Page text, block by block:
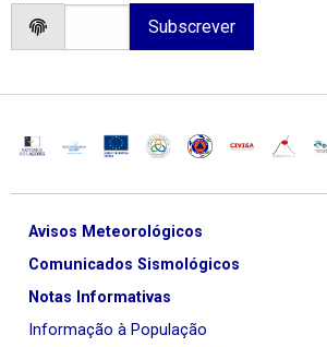
Avisos Meteorológicos
Comunicados Sismológicos
Notas Informativas
Informação à População